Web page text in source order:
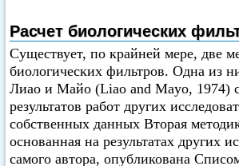
Расчет биологических
Существует, по крайней мере, две
биологических фильтров. Одна из
Лиао и Майо (Liao and Mayo, 1974)
результатов работ других
собственных данных Вторая
основанная на результатах других
самого автора, опубликована